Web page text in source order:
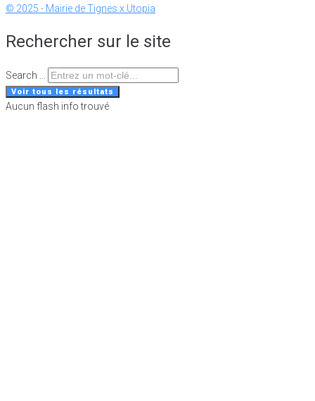
© 2025 - Mairie de Tignes x Utopia
Rechercher sur le site
Search ...
Voir tous les résultats
Aucun flash info trouvé